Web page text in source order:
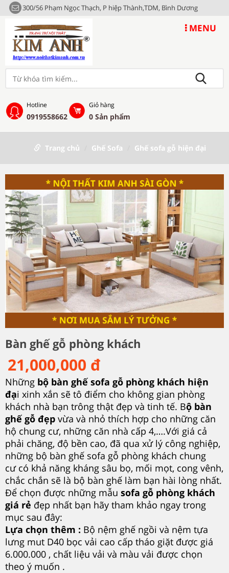
300/56 Phạm Ngọc Thạch, P hiệp Thành,TDM, Bình Dương
MENU
Hotline
0919558662
Giỏ hàng
0 Sản phẩm
Trang chủ Ghế Sofa Ghế sofa gỗ hiện đại
Bàn ghế gỗ phòng khách
21,000,000 đ
Những bộ bàn ghế sofa gỗ phòng khách hiện
đại xinh xắn sẽ tô điểm cho không gian phòng
khách nhà bạn trông thật đẹp và tinh tế. Bộ bàn
ghế gỗ đẹp vừa và nhỏ thích hợp cho những căn
hộ chung cư, những căn nhà cấp 4,….Với giá cả
phải chăng, độ bền cao, đã qua xử lý công nghiệp,
những bộ bàn ghế sofa gỗ phòng khách chung
cư có khả năng kháng sâu bọ, mối mọt, cong vênh,
chắc chắn sẽ là bộ bàn ghế làm bạn hài lòng nhất.
Để chọn được những mẫu sofa gỗ phòng khách
giá rẻ đẹp nhất bạn hãy tham khảo ngay trong
mục sau đây:
Lựa chọn thêm : Bộ nệm ghế ngồi và nệm tựa
lưng mut D40 bọc vải cao cấp tháo giặt được giá
6.000.000 , chất liệu vải và màu vải được chọn
theo ý muốn .